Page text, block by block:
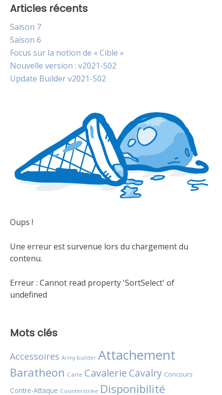
Articles récents
Saison 7
Saison 6
Focus sur la notion de « Cible »
Nouvelle version : v2021-S02
Update Builder v2021-S02
Oups !
Une erreur est survenue lors du chargement du
contenu.
Erreur : Cannot read property 'SortSelect' of
undefined
Mots clés
Accessoires Army builder Attachement
Baratheon Carte Cavalerie Cavalry Concours
Contre-Attaque Counterstrike Disponibilité